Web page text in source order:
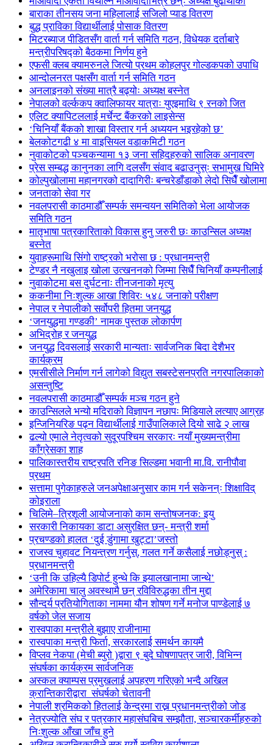
बाराका तीनसय जना महिलालाई सजिलो प्याड वितरण
बुद्ध प्राविका विद्यार्थीलाई पोसाक वितरण
मिटरब्याज पीडितसँग वार्ता गर्न समिति गठन, विधेयक दर्ताबारे
मन्त्रीपरिषद्को बैठकमा निर्णय हुने
एफसी क्लब क्यामरुनले जित्यो प्रथम कोहलपुर गोल्डकपको उपाधि
आन्दोलनरत पक्षसँग वार्ता गर्न समिति गठन
अनलाइनको संख्या मात्रै बढ्योः अध्यक्ष बस्नेत
नेपालको वर्ल्ककप क्वालिफायर यात्राः युएइमाथि ९ रनको जित
एलिट क्यापिटललाई मर्चेन्ट बैंकरको लाइसेन्स
‘चिनियाँ बैंकको शाखा विस्तार गर्न अध्ययन भइरहेको छ’
बेलकोटगढी ४ मा वाइसियल वडाकमिटी गठन
नुवाकोटको पञ्चकन्यामा १३ जना सहिदहरुको सालिक अनावरण
प्रेस सम्बद्ध कानुनका लागि दलसँग संवाद बढाउनुस्ः सभामुख घिमिरे
कोल्पुखोलामा महानगरको दादागिरीः बन्चरेडाँडाको लेदो सिधैँ खोलामा
जनताको सेवा गर
नवलपरासी काठमाडौँ सम्पर्क समन्वयन समितिको भेला आयोजक
समिति गठन
मातृभाषा पत्रकारिताको विकास हुनु जरुरी छः काउन्सिल अध्यक्ष
बस्नेत
युवाहरूमाथि सिंगो राष्ट्रको भरोसा छ : प्रधानमन्त्री
टेण्डर नै नखुलाइ खोला उत्खननको जिम्मा सिधैँ चिनियाँ कम्पनीलाई
नुवाकोटमा बस दुर्घटनाः तीनजनाको मृत्यु
ककनीमा निःशुल्क आखा शिविरः ५४८ जनाको परीक्षण
नेपाल र नेपालीको सर्वोपरी हितमा जनयुद्ध
‘जनयुद्धमा गण्डकी’ नामक पुस्तक लोकार्पण
अभिद्रोह र जनयुद्ध
जनयुद्ध दिवसलाई सरकारी मान्यताः सार्वजनिक बिदा देशैभर
कार्यक्रम
एमसीसीले निर्माण गर्न लागेको विद्युत सबस्टेसनप्रति नगरपालिकाको
असन्तुष्टि
नवलपरासी काठमाडौँ सम्पर्क मञ्च गठन हुने
काउन्सिलले भन्यो मदिराको विज्ञापन नछापः मिडियाले लत्याए आग्रह
इन्जिनियरिङ पढ्न विद्यार्थीलाई गाउँपालिकाले दियो साढे २ लाख
ढल्यो एमाले नेतृत्वको सुदूरपश्चिम सरकारः नयाँ मुख्यमन्त्रीमा
काँग्रेसका शाह
पालिकास्तरीय राष्ट्रपति रनिङ सिल्डमा भवानी मा.वि. रानीपौवा
प्रथम
सत्तामा पुगेकाहरुले जनअपेक्षाअनुसार काम गर्न सकेनन्ः शिक्षाविद्
कोइराला
चिलिमे–त्रिशूली आयोजनाको काम सन्तोषजनक: इयु
सरकारी निकायका डाटा असुरक्षित छन्- मन्त्री शर्मा
प्रचण्डको हालत ‘दुई डुंगामा खुट्टा’जस्तो
राजस्व चुहावट नियन्त्रण गर्नुस्, गलत गर्ने कसैलाई नछोड्नुस् :
प्रधानमन्त्री
‘उनी कि उहिल्यै डिपोर्ट हुन्थे कि झ्यालखानामा जान्थे’
अमेरिकामा चालु अवस्थामै छन् रविविरुद्धका तीन मुद्दा
सौन्दर्य प्रतियोगिताका नाममा यौन शोषण गर्ने मनोज पाण्डेलाई ७
वर्षको जेल सजाय
रास्वपाका मन्त्रीले बुझाए राजीनामा
रास्वपाका मन्त्री फिर्ता, सरकारलाई समर्थन कायमै
विप्लव नेकपा (मेची ब्युरो )द्वारा ९ बुदे घोषणापत्र जारी, विभिन्न
संघर्षका कार्यक्रम सार्वजनिक
अस्कल क्याम्पस प्रमुखलाई अपहरण गरिएको भन्दै अखिल
क्रान्तिकारीद्वारा संघर्षको चेतावनी
नेपाली श्रमिकको हितलाई केन्द्रमा राख्न प्रधानमन्त्रीको जोड
नेत्रज्योति संघ र पत्रकार महासंघबिच सम्झौता, सञ्चारकर्मीहरुको
निःशुल्क आँखा जाँच हुने